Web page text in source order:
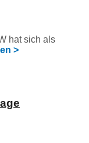
hat sich als
>